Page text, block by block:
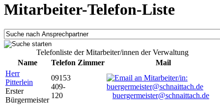
Mitarbeiter-Telefon-Liste
Telefonliste der Mitarbeiter/innen der Verwaltung
Name
Telefon Zimmer
Mail
Herr
Pitterlein
Erster
Bürgermeister
09153
409-
120
buergermeister@schnaittach.de